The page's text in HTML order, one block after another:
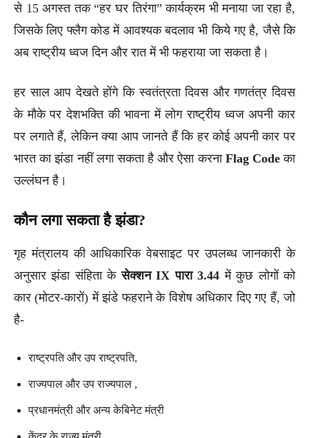
से 15 अगस्त तक “हर घर तिरंगा” कार्यक्रम भी मनाया जा रहा है,
जिसके लिए फ्लैग कोड में आवश्यक बदलाव भी किये गए है, जैसे कि
अब राष्ट्रीय ध्वज दिन और रात में भी फहराया जा सकता है।
हर साल आप देखते होंगे कि स्वतंत्रता दिवस और गणतंत्र दिवस
के मौके पर देशभक्ति की भावना में लोग राष्ट्रीय ध्वज अपनी कार
पर लगाते हैं, लेकिन क्या आप जानते हैं कि हर कोई अपनी कार पर
भारत का झंडा नहीं लगा सकता है और ऐसा करना Flag Codeका
उल्लंघन है।
कौन लगा सकता है झंडा?
गृह मंत्रालय की आधिकारिक वेबसाइट पर उपलब्ध जानकारी के
अनुसार झंडा संहिता केसेक्शन IX पारा 3.44में कुछ लोगों को
कार (मोटर-कारों) में झंडे फहराने के विशेष अधिकार दिए गए हैं, जो
है-
राष्ट्रपति और उप राष्ट्रपति,
राज्यपाल और उप राज्यपाल ,
प्रधानमंत्री और अन्य केबिनेट मंत्री